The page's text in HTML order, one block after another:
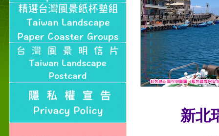
新北